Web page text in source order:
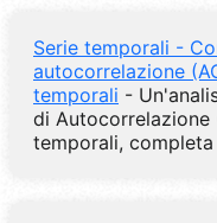
Serie temporali -
autocorrelazione
temporali -
di Autocorrelazione
temporali,